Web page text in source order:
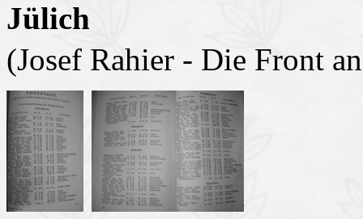
Jülich
(Josef Rahier - Die Front